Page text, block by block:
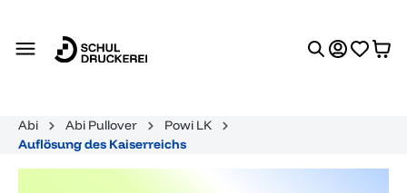
Abi Abi Pullover
Powi LK
Auflösung des Kaiserreichs